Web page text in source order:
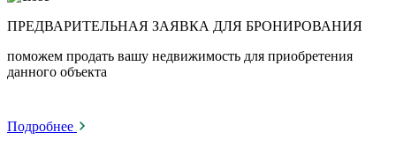
ПРЕДВАРИТЕЛЬНАЯ ЗАЯВКА ДЛЯ БРОНИРОВАНИЯ
поможем продать вашу недвижимость для приобретения
данного объекта
Подробнее